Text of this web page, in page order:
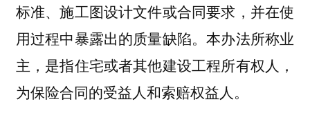
标准、施工图设计文件或合同要求，并在使
用过程中暴露出的质量缺陷。本办法所称业
主，是指住宅或者其他建设工程所有权人，
为保险合同的受益人和索赔权益人。